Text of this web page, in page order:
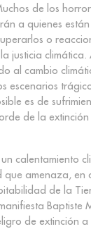
de los
a quienes
o
justicia
al cambio
escenarios
es de
de la
calentamiento
amenaza, en
de la
Baptiste
de extinción